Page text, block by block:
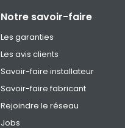
Notre savoir-faire
Les garanties
Les avis clients
Savoir-faire installateur
Savoir-faire fabricant
Rejoindre le réseau
Jobs